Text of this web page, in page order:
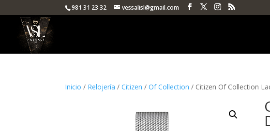
981 31 23 32 vessalisl@gmail.com
Inicio / Relojería /Citizen /Of Collection / Citizen Of Collection